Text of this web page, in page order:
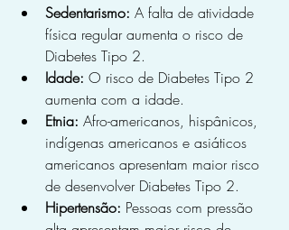
Sedentarismo: A falta de atividade
física regular aumenta o risco de
Diabetes Tipo 2.
Idade: O risco de Diabetes Tipo 2
aumenta com a idade.
Etnia: Afro-americanos, hispânicos,
indígenas americanos e asiáticos
americanos apresentam maior risco
de desenvolver Diabetes Tipo 2.
Hipertensão: Pessoas com pressão